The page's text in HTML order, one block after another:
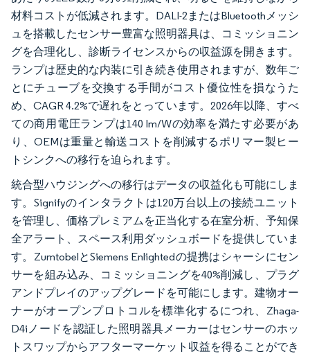
材料コストが低減されます。DALI-2またはBluetoothメッシ
ュを搭載したセンサー豊富な照明器具は、コミッショニン
グを合理化し、診断ライセンスからの収益源を開きます。
ランプは歴史的な内装に引き続き使用されますが、数年ご
とにチューブを交換する手間がコスト優位性を損なうた
め、CAGR 4.2%で遅れをとっています。2026年以降、すべ
ての商用電圧ランプは140 lm/Wの効率を満たす必要があ
り、OEMは重量と輸送コストを削減するポリマー製ヒー
トシンクへの移行を迫られます。
統合型ハウジングへの移行はデータの収益化も可能にしま
す。Signifyのインタラクトは120万台以上の接続ユニット
を管理し、価格プレミアムを正当化する在室分析、予知保
全アラート、スペース利用ダッシュボードを提供していま
す。ZumtobelとSiemens Enlightedの提携はシャーシにセン
サーを組み込み、コミッショニングを40%削減し、プラグ
アンドプレイのアップグレードを可能にします。建物オー
ナーがオープンプロトコルを標準化するにつれ、Zhaga-
D4iノードを認証した照明器具メーカーはセンサーのホッ
トスワップからアフターマーケット収益を得ることができ